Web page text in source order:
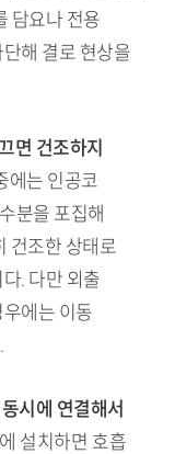
담요나 전용
해 결로 현상을
면 건조하지
에는 인공코
분을 포집해
건조한 상태로
. 다만 외출
에는 이동
시에 연결해서
설치하면 호흡